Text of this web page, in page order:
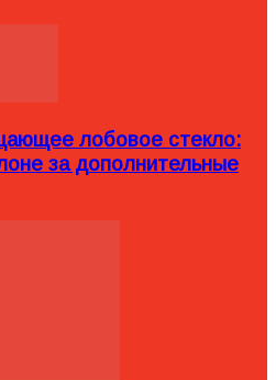
лобовое стекло:
за дополнительные